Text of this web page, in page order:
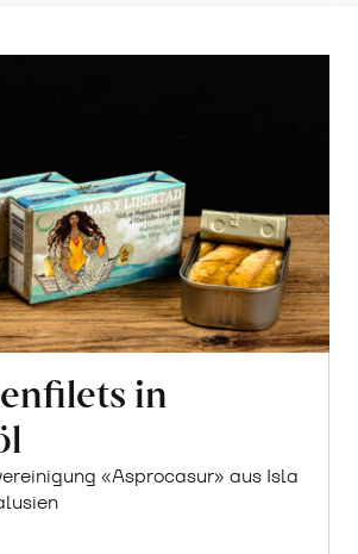
in
«Asprocasur» aus Isla